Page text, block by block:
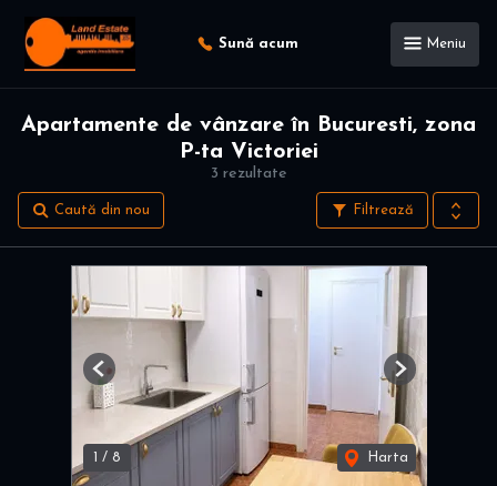
Sună acum Meniu
3 rezultate
Apartamente de vânzare în Bucuresti, zona
P-ta Victoriei
Filtrează
Caută din nou
1 / 8 Harta
Previous Next